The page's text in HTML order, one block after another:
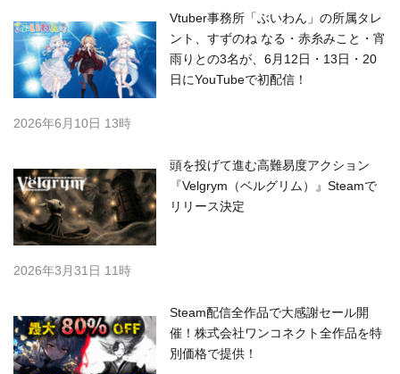
Vtuber事務所「ぶいわん」の所属タレ
ント、すずのね なる・赤糸みこと・宵
雨りとの3名が、6月12日・13日・20
日にYouTubeで初配信！
2026年6月10日 13時
頭を投げて進む高難易度アクション
『Velgrym（ベルグリム）』Steamで
リリース決定
2026年3月31日 11時
Steam配信全作品で大感謝セール開
催！株式会社ワンコネクト全作品を特
別価格で提供！